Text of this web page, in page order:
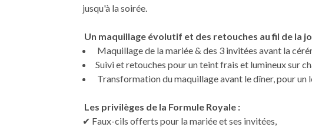
jusqu'à la soirée.
Un maquillage évolutif et des retouches au fil de la
Maquillage de la mariée & des 3 invitées avant la
Suivi et retouches pour un teint frais et lumineux sur
Transformation du maquillage avant le dîner, pour un
Les privilèges de la Formule Royale :
✔ Faux-cils offerts pour la mariée et ses invitées,